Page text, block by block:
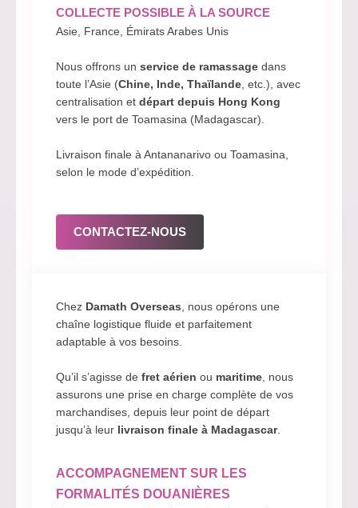
COLLECTE POSSIBLE À LA SOURCE
Asie, France, Émirats Arabes Unis
Nous offrons un service de ramassage dans
toute l’Asie (Chine, Inde, Thaïlande , etc.), avec
centralisation et départ depuis Hong Kong
vers le port de Toamasina (Madagascar).
Livraison finale à Antananarivo ou Toamasina,
selon le mode d’expédition.
CONTACTEZ-NOUS
Chez Damath Overseas , nous opérons une
chaîne logistique fluide et parfaitement
adaptable à vos besoins.
Qu’il s’agisse de fret aérien ou maritime , nous
assurons une prise en charge complète de vos
marchandises, depuis leur point de départ
jusqu’à leur livraison finale à Madagascar.
ACCOMPAGNEMENT SUR LES
FORMALITÉS DOUANIÈRES